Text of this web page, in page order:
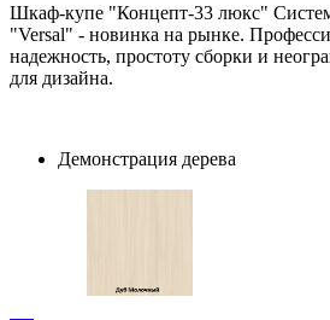
Шкаф-купе "Концепт-33 люкс"
"Versal" - новинка на рынке.
надежность, простоту сборки и
для дизайна.
Демонстрация дерева